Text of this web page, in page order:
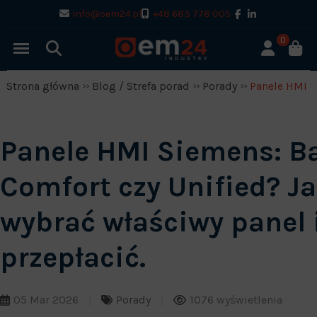
info@oem24.pl +48 683 778 005
0
Strona główna Blog / Strefa porad Porady Panele HMI
Panele HMI Siemens:
Comfort czy Unified?
wybrać właściwy
przepłacić.
05 Mar 2026 Porady 1076 wyświetlenia